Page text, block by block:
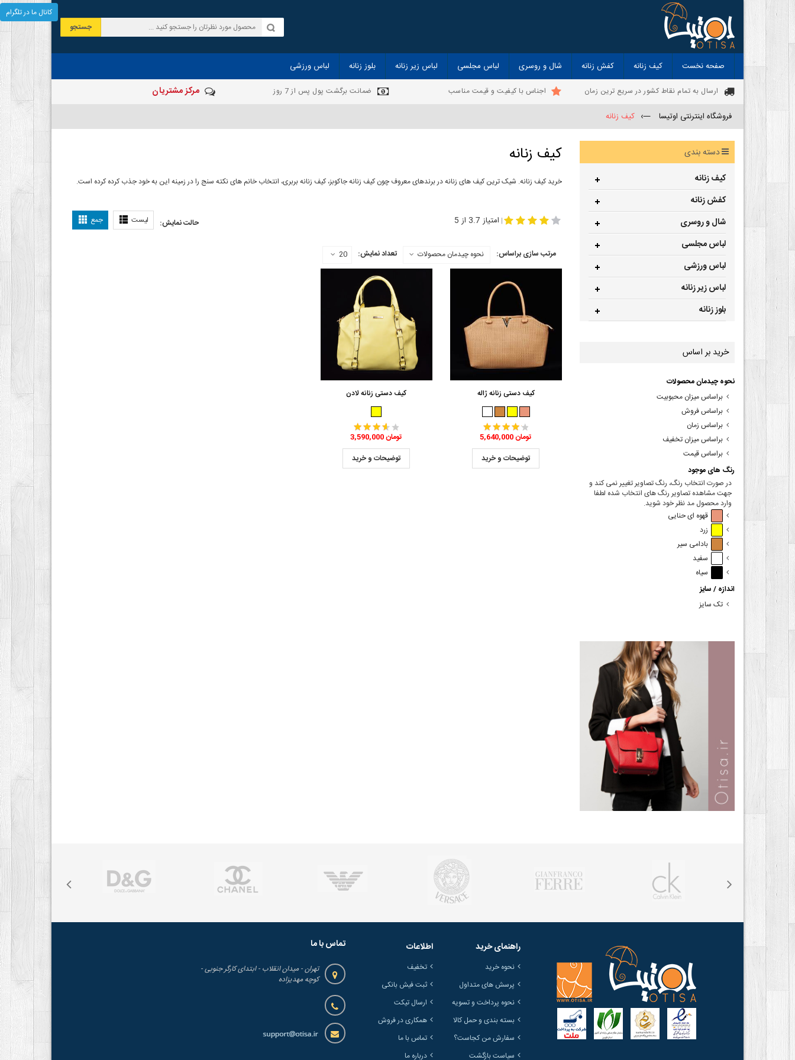
جستجو
صفحه نخست کیف زنانه کفش زنانه شال و روسری لباس مجلسی لباس زیر زنانه بلوز زنانه لباس ورزشی
ارسال به تمام نقاط کشور در سریع ترین زمان اجناس با کیفیت و قیمت مناسب ضمانت برگشت پول پس از 7 روز مرکز مشتریان
فروشگاه اینترنتی اوتیسا —› کیف زنانه
کیف زنانه
خرید کیف زنانه. شیک ترین کیف های زنانه در برندهای معروف چون کیف زنانه جاکوبز، کیف زنانه بربری، انتخاب خانم های نکته سنج را در زمینه این به خود جذب کرده کرده است.
حالت نمایش: لیست جمع | امتیاز 3.7 از 5
مرتب سازی براساس: نحوه چیدمان محصولات تعداد نمایش: 20
کیف دستی زنانه ژاله
5,640,000 تومان
توضیحات و خرید
کیف دستی زنانه لادن
3,590,000 تومان
توضیحات و خرید
دسته بندی
کیف زنانه
کفش زنانه
شال و روسری
لباس مجلسی
لباس ورزشی
لباس زیر زنانه
بلوز زنانه
خرید بر اساس
نحوه چیدمان محصولات
براساس میزان محبوبیت
براساس فروش
براساس زمان
براساس میزان تخفیف
براساس قیمت
رنگ های موجود
در صورت انتخاب رنگ، رنگ تصاویر تغییر نمی کند و
جهت مشاهده تصاویر رنگ های انتخاب شده لطفا
وارد محصول مد نظر خود شوید.
قهوه ای حنایی
زرد
بادامی سیر
سفید
سیاه
اندازه / سایز
تک سایز
راهنمای خرید
نحوه خرید
پرسش های متداول
نحوه پرداخت و تسویه
بسته بندی و حمل کالا
سفارش من کجاست؟
سیاست بازگشت
اطلاعات
تخفیف
ثبت فیش بانکی
ارسال تیکت
همکاری در فروش
تماس با ما
درباره ما
تماس با ما
تهران - میدان انقلاب - ابتدای کارگر جنوبی -
کوچه مهدیزاده
کانال ما در تلگرام